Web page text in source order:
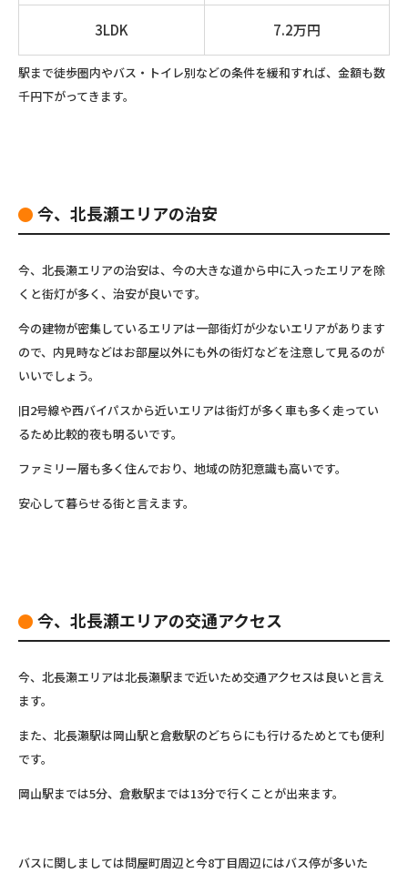
3LDK 7.2万円
駅まで徒歩圏内やバス・トイレ別などの条件を緩和すれば、金額も数
千円下がってきます。
今、北長瀬エリアの治安
今、北長瀬エリアの治安は、今の大きな道から中に入ったエリアを除
くと街灯が多く、治安が良いです。
今の建物が密集しているエリアは一部街灯が少ないエリアがあります
ので、内見時などはお部屋以外にも外の街灯などを注意して見るのが
いいでしょう。
旧2号線や西バイパスから近いエリアは街灯が多く車も多く走ってい
るため比較的夜も明るいです。
ファミリー層も多く住んでおり、地域の防犯意識も高いです。
安心して暮らせる街と言えます。
今、北長瀬エリアの交通アクセス
今、北長瀬エリアは北長瀬駅まで近いため交通アクセスは良いと言え
ます。
また、北長瀬駅は岡山駅と倉敷駅のどちらにも行けるためとても便利
です。
岡山駅までは5分、倉敷駅までは13分で行くことが出来ます。
バスに関しましては問屋町周辺と今8丁目周辺にはバス停が多いた